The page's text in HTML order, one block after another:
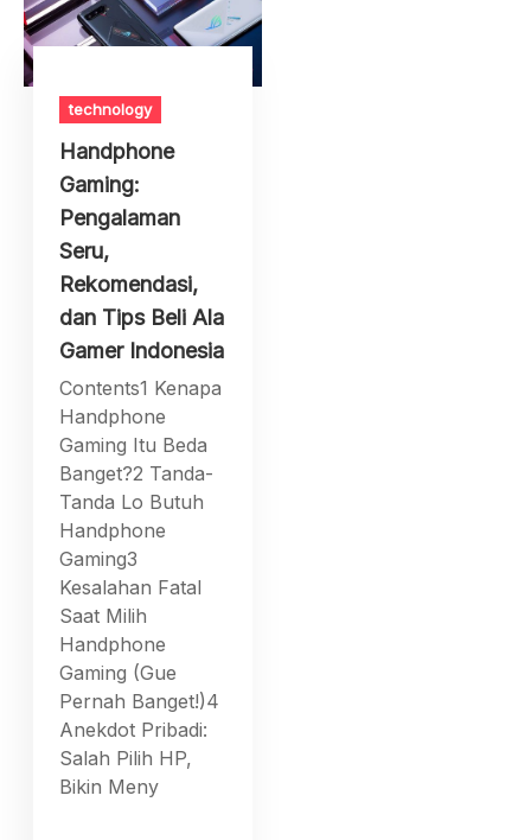
technology
Handphone
Gaming:
Pengalaman
Seru,
Rekomendasi,
dan Tips Beli Ala
Gamer Indonesia
Contents1 Kenapa
Handphone
Gaming Itu Beda
Banget?2 Tanda-
Tanda Lo Butuh
Handphone
Gaming3
Kesalahan Fatal
Saat Milih
Handphone
Gaming (Gue
Pernah Banget!)4
Anekdot Pribadi:
Salah Pilih HP,
Bikin Meny